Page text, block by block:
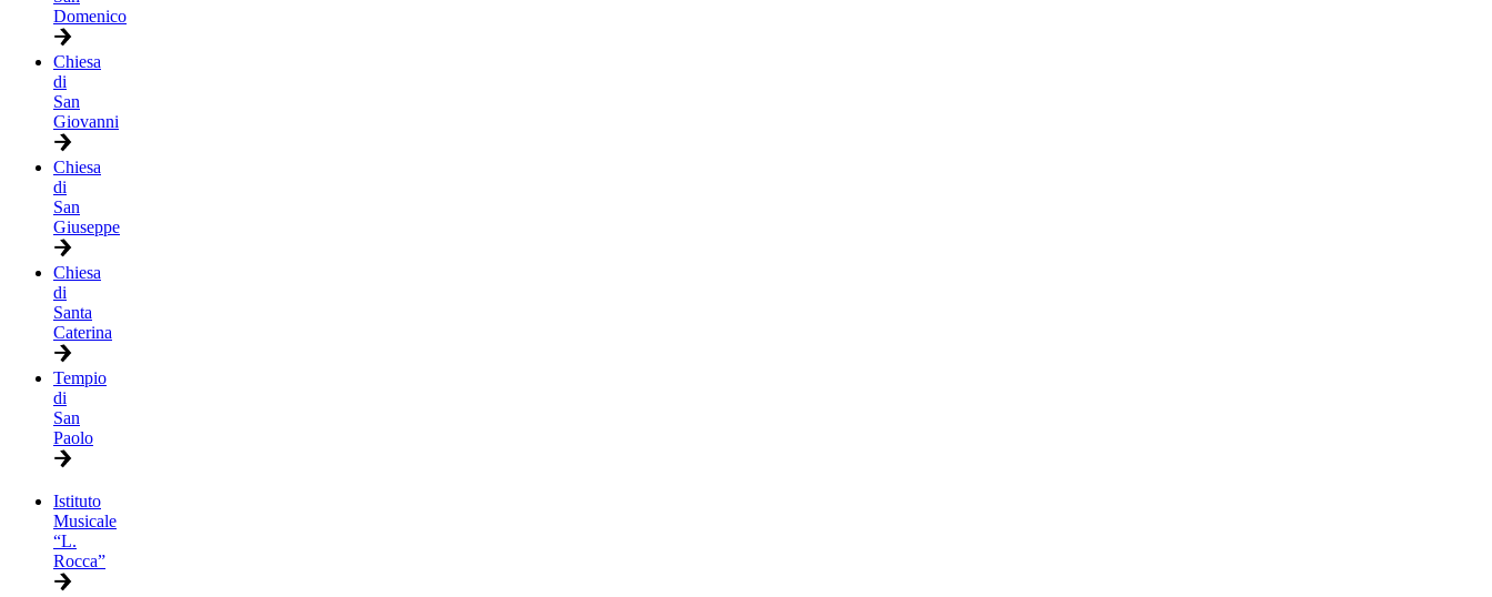
Domenico
Chiesa
di
San
Giovanni
Chiesa
di
San
Giuseppe
Chiesa
di
Santa
Caterina
Tempio
di
San
Paolo
Istituto
Musicale
“L.
Rocca”